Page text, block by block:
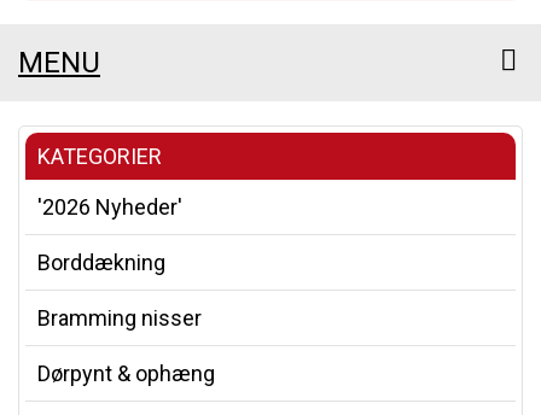
MENU
KATEGORIER
'2026 Nyheder'
Borddækning
Bramming nisser
Dørpynt & ophæng